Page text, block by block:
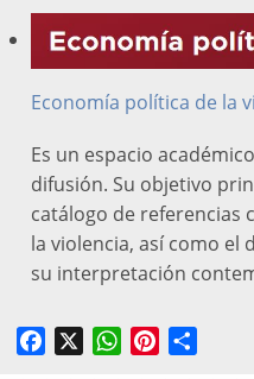
Economía política de la
Es un espacio
difusión. Su objetivo
catálogo de referencias
la violencia, así como el
su interpretación
Facebook WhatsAppPinterest